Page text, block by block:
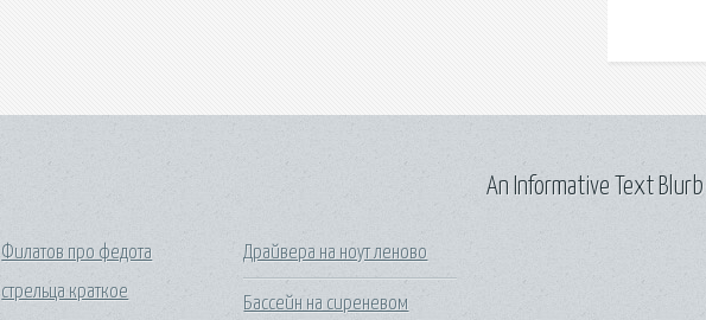
Филатов про федота
стрельца краткое
Драйвера на ноут леново
Бассейн на сиреневом
An Informative Text Blurb